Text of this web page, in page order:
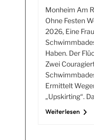
Monheim Am
Ohne Festen
2026, Eine
Haben. Der
Zwei
Ermittelt
„Upskirting“.
Weiterlesen